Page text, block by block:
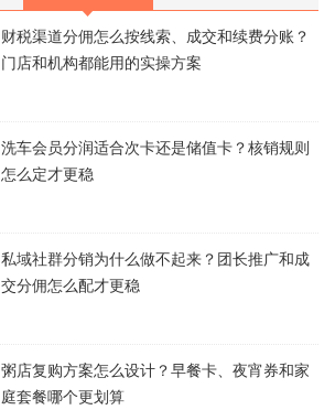
财税渠道分佣怎么按线索、成交和续费分账？
门店和机构都能用的实操方案
洗车会员分润适合次卡还是储值卡？核销规则
怎么定才更稳
私域社群分销为什么做不起来？团长推广和成
交分佣怎么配才更稳
粥店复购方案怎么设计？早餐卡、夜宵券和家
庭套餐哪个更划算